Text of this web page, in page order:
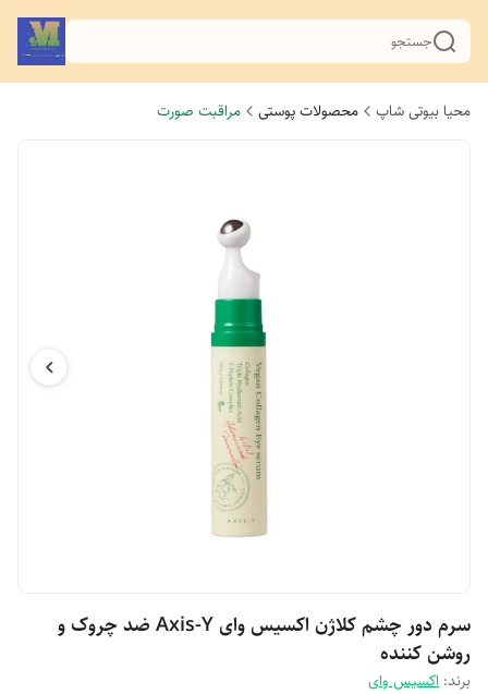
جستجو
محیا بیوتی شاپ محصولات پوستی مراقبت صورت
سرم دور چشم کلاژن اکسیس وای Axis-Y ضد چروک و
روشن کننده
برند: اکسیس وای